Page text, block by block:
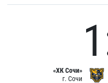
«ХК Сочи»
г. Сочи